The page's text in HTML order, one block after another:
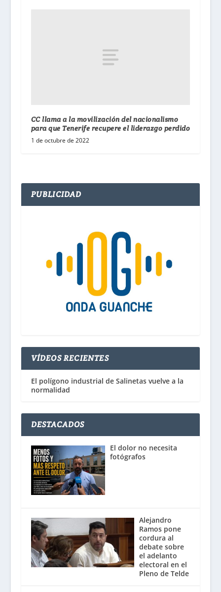
CC llama a la movilización del nacionalismo
para que Tenerife recupere el liderazgo perdido
1 de octubre de 2022
PUBLICIDAD
VÍDEOS RECIENTES
El polígono industrial de Salinetas vuelve a la
normalidad
DESTACADOS
El dolor no necesita
fotógrafos
Alejandro
Ramos pone
cordura al
debate sobre
el adelanto
electoral en el
Pleno de Telde